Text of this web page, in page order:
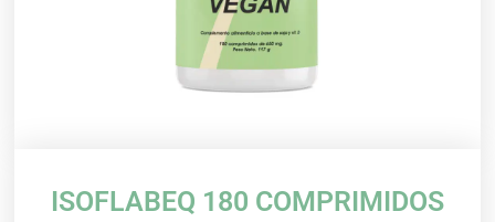
ISOFLABEQ 180 COMPRIMIDOS